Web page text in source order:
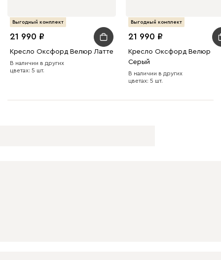
Выгодный комплект
21 990
Кресло Оксфорд Велюр Латте
В наличии в других
цветах: 5 шт.
Выгодный комплект
21 990
Кресло Оксфорд Велюр
Серый
В наличии в других
цветах: 5 шт.